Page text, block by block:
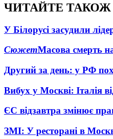
ЧИТАЙТЕ ТАКОЖ
У Білорусі засудили
СюжетМасова смерть
Другий за день: у РФ
Вибух у Москві: Італія
ЄС відзавтра змінює
ЗМІ: У ресторані в